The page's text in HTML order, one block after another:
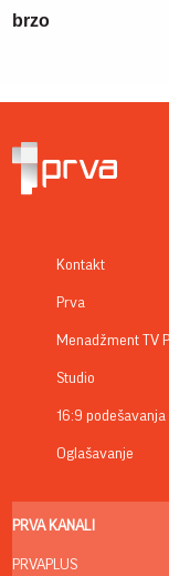
brzo
Kontakt
Prva
Menadžment TV
Studio
16:9 podešavanja
Oglašavanje
PRVA KANALI
PRVAPLUS